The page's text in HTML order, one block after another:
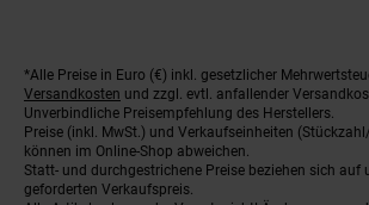
Fußnoten
*Alle Preise in Euro (€) inkl. gesetzlicher
Versandkosten und zzgl. evtl. anfallender
Unverbindliche Preisempfehlung des Herstellers.
Preise (inkl. MwSt.) und Verkaufseinheiten
können im Online-Shop abweichen.
Statt- und durchgestrichene Preise beziehen sich auf
geforderten Verkaufspreis.